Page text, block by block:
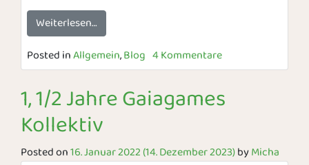
Weiterlesen…
Posted inAllgemein,Blog 4 Kommentare
1, 1/2 Jahre Gaiagames
Kollektiv
Posted on16. Januar 2022 (14. Dezember 2023)byMicha